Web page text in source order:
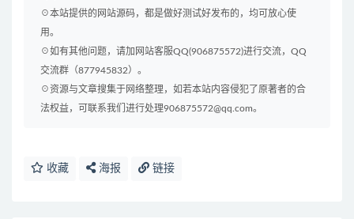
☉本站提供的网站源码，都是做好测试好发布的，均可放心使
用。
☉如有其他问题，请加网站客服QQ(906875572)进行交流，QQ
交流群（877945832）。
☉资源与文章搜集于网络整理，如若本站内容侵犯了原著者的合
法权益，可联系我们进行处理906875572@qq.com。
收藏 海报 链接